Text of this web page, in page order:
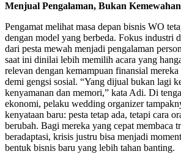
Menjual Pengalaman, Bukan Kemewahan
Pengamat melihat masa depan bisnis WO
dengan model yang berbeda. Fokus industri
dari pesta mewah menjadi pengalaman
saat ini dinilai lebih memilih acara yang
relevan dengan kemampuan finansial
demi gengsi sosial. “Yang dijual bukan lagi
kenyamanan dan memori,” kata Adi. Di
ekonomi, pelaku wedding organizer
kenyataan baru: pesta tetap ada, tetapi cara
berubah. Bagi mereka yang cepat membaca
beradaptasi, krisis justru bisa menjadi
bentuk bisnis baru yang lebih tahan banting.